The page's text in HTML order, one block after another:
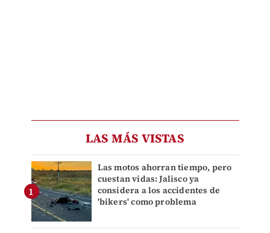
LAS MÁS VISTAS
Las motos ahorran tiempo, pero
cuestan vidas: Jalisco ya
considera a los accidentes de
'bikers' como problema